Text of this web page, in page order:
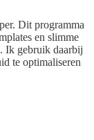
Dit programma
en slimme
Ik gebruik daarbij
te optimaliseren